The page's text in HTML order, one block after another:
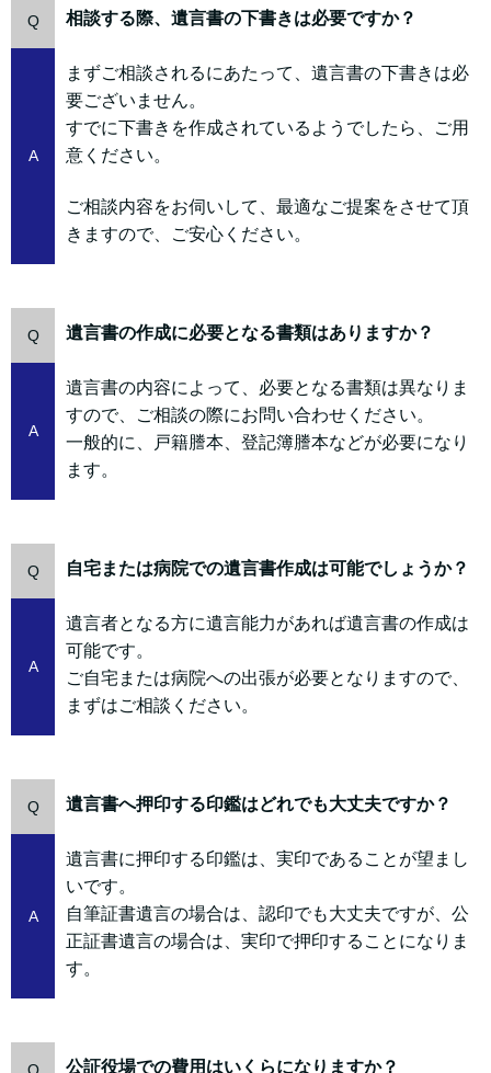
Q 相談する際、遺言書の下書きは必要ですか？
A
まずご相談されるにあたって、遺言書の下書きは必
要ございません。
すでに下書きを作成されているようでしたら、ご用
意ください。
ご相談内容をお伺いして、最適なご提案をさせて頂
きますので、ご安心ください。
Q 遺言書の作成に必要となる書類はありますか？
A
遺言書の内容によって、必要となる書類は異なりま
すので、ご相談の際にお問い合わせください。
一般的に、戸籍謄本、登記簿謄本などが必要になり
ます。
Q 自宅または病院での遺言書作成は可能でしょうか？
A
遺言者となる方に遺言能力があれば遺言書の作成は
可能です。
ご自宅または病院への出張が必要となりますので、
まずはご相談ください。
Q 遺言書へ押印する印鑑はどれでも大丈夫ですか？
A
遺言書に押印する印鑑は、実印であることが望まし
いです。
自筆証書遺言の場合は、認印でも大丈夫ですが、公
正証書遺言の場合は、実印で押印することになりま
す。
公証役場での費用はいくらになりますか？